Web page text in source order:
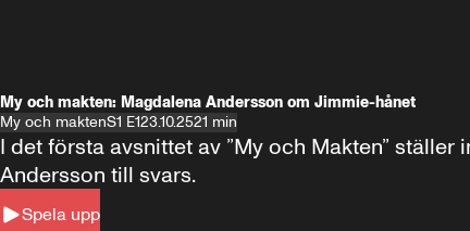
My och makten: Magdalena Andersson om Jimmie-hånet
My och maktenS1 E123.10.2521 min
Spela upp
I det första avsnittet av ”My och Makten”
Andersson till svars.